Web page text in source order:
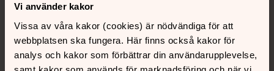
Vi använder kakor
Vissa av våra kakor (cookies) är nödvändiga för att
webbplatsen ska fungera. Här finns också kakor för
analys och kakor som förbättrar din användarupplevelse,
samt kakor som används för marknadsföring och när vi
Sociala kanaler